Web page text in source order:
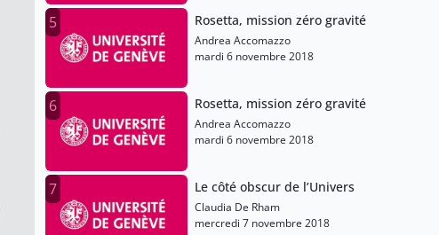
5 Rosetta, mission zéro gravité
Andrea Accomazzo
mardi 6 novembre 2018
6 Rosetta, mission zéro gravité
Andrea Accomazzo
mardi 6 novembre 2018
7 Le côté obscur de l’Univers
Claudia De Rham
mercredi 7 novembre 2018